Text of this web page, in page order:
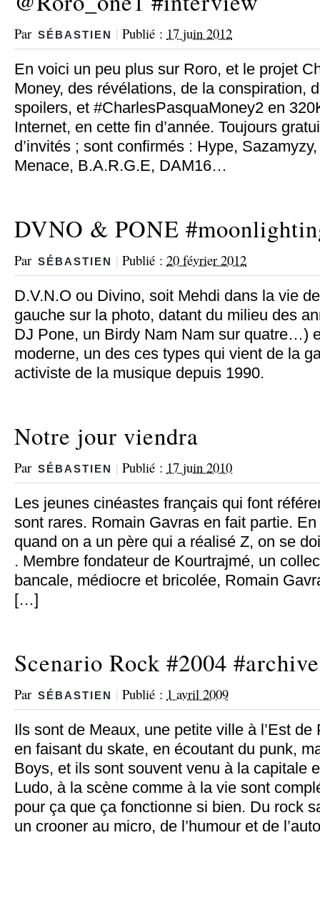
Par SÉBASTIEN | Publié : 17 juin 2012
En voici un peu plus sur Roro, et le projet
Money, des révélations, de la conspiration,
spoilers, et #CharlesPasquaMoney2 en
Internet, en cette fin d’année. Toujours
d’invités ; sont confirmés : Hype,
Menace, B.A.R.G.E, DAM16…
DVNO & PONE
Par SÉBASTIEN | Publié : 20 février 2012
D.V.N.O ou Divino, soit Mehdi dans la vie
gauche sur la photo, datant du milieu des
DJ Pone, un Birdy Nam Nam sur quatre…)
moderne, un des ces types qui vient de la
activiste de la musique depuis 1990.
Notre jour viendra
Par SÉBASTIEN | Publié : 17 juin 2010
Les jeunes cinéastes français qui font
sont rares. Romain Gavras en fait partie.
quand on a un père qui a réalisé Z, on se
. Membre fondateur de Kourtrajmé, un
bancale, médiocre et bricolée, Romain
[…]
Scenario Rock #2004 #archive
Par SÉBASTIEN | Publié : 1 avril 2009
Ils sont de Meaux, une petite ville à l’Est
en faisant du skate, en écoutant du punk,
Boys, et ils sont souvent venu à la capitale
Ludo, à la scène comme à la vie sont
pour ça que ça fonctionne si bien. Du rock
un crooner au micro, de l’humour et de